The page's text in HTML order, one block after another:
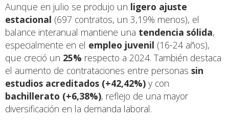
Aunque en julio se produjo un ligero ajuste
estacional (697 contratos, un 3,19% menos), el
balance interanual mantiene una tendencia sólida,
especialmente en el empleo juvenil (16-24 años),
que creció un 25% respecto a 2024. También destaca
el aumento de contrataciones entre personas sin
estudios acreditados (+42,42%) y con
bachillerato (+6,38%), reflejo de una mayor
diversificación en la demanda laboral.